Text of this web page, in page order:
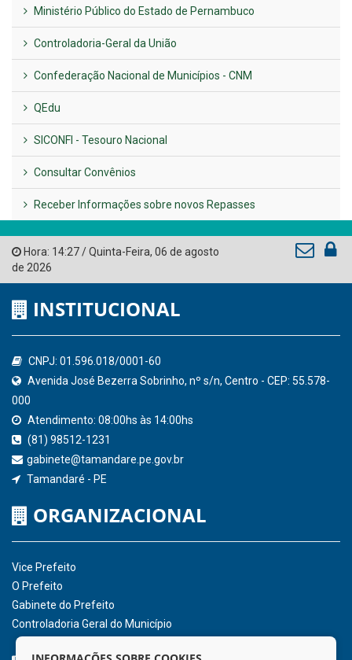
Previous
LINKS ÚTEIS
AMUPE
Governo de Pernambuco
Tribunal de Contas do Estado de Pernambuco
Ministério Público do Estado de Pernambuco
Controladoria-Geral da União
Confederação Nacional de Municípios - CNM
QEdu
Consultar Convênios
Receber Informações sobre novos Repasses
Hora:14:27/ Quinta-Feira,06 de agosto
de 2026
INSTITUCIONAL
CNPJ: 01.596.018/0001-60